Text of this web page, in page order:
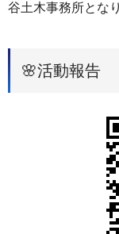
谷土木事務所とな
🌸活動報告